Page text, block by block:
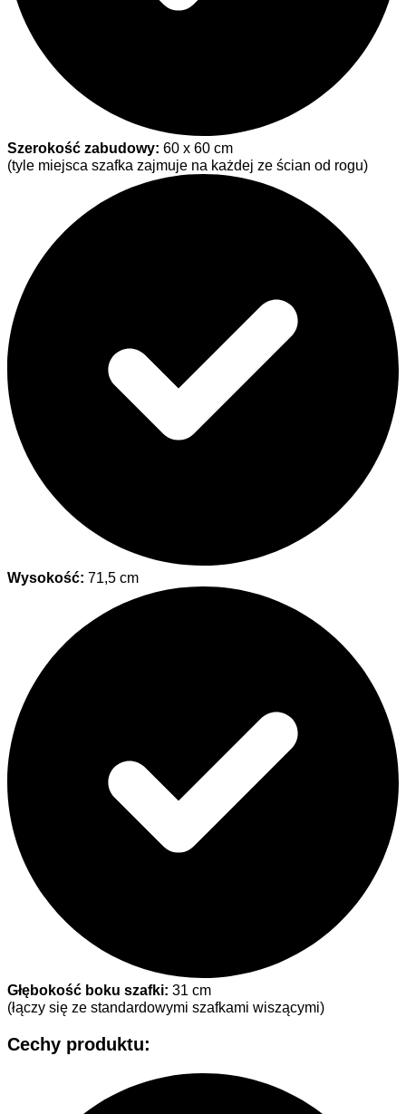
Szerokość zabudowy: 60 x 60 cm
(tyle miejsca szafka zajmuje na każdej ze ścian od rogu)
Wysokość: 71,5 cm
Głębokość boku szafki: 31 cm
(łączy się ze standardowymi szafkami wiszącymi)
Cechy produktu: